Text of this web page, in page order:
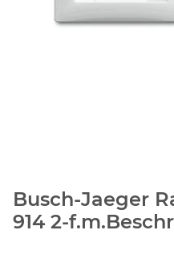
Busch-Jaeger
914 2-